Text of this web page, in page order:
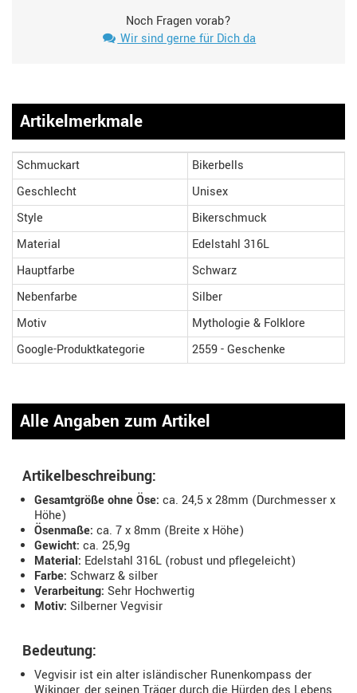
Noch Fragen vorab?
Wir sind gerne für Dich da
Artikelmerkmale
Schmuckart
Bikerbells
Geschlecht
Unisex
Style
Bikerschmuck
Material
Edelstahl 316L
Hauptfarbe
Schwarz
Nebenfarbe
Silber
Motiv
Mythologie & Folklore
Google-Produktkategorie
2559 - Geschenke
Alle Angaben zum Artikel
Artikelbeschreibung:
Gesamtgröße ohne Öse: ca. 24,5 x 28mm (Durchmesser x
Höhe)
Ösenmaße: ca. 7 x 8mm (Breite x Höhe)
Gewicht: ca. 25,9g
Material: Edelstahl 316L (robust und pflegeleicht)
Farbe: Schwarz & silber
Verarbeitung: Sehr Hochwertig
Motiv: Silberner Vegvisir
Bedeutung:
Vegvisir ist ein alter isländischer Runenkompass der